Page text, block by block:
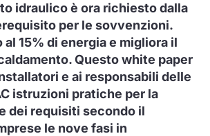
idraulico è ora richiesto dalla
per le sovvenzioni.
al 15% di energia e migliora il
Questo white paper
e ai responsabili delle
istruzioni pratiche per la
dei requisiti secondo il
le nove fasi in